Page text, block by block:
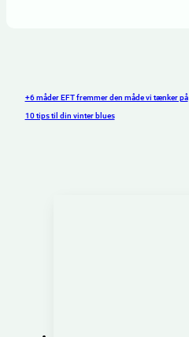
+6 måder EFT fremmer den måde vi tænker på
10 tips til din vinter blues